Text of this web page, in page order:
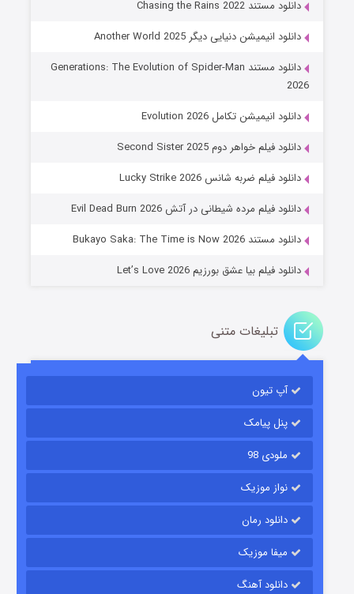
جادوگری در مغولستان
باب اسفنجی فصل ۱۷
قسمت۶ (زیرنویس) منتشر شد
دانلود مستند Chasing the Rains 2022
دانلود انیمیشن دنیایی دیگر Another World 2025
دانلود مستند Generations: The Evolution of Spider-Man
2026
دانلود انیمیشن تکامل Evolution 2026
دانلود فیلم خواهر دوم Second Sister 2025
دانلود فیلم ضربه شانس Lucky Strike 2026
دانلود فیلم مرده شیطانی در آتش Evil Dead Burn 2026
دانلود مستند Bukayo Saka: The Time is Now 2026
دانلود فیلم بیا عشق بورزیم Let’s Love 2026
تبلیغات متنی
آپ تیون
پنل پیامک
ملودی 98
نواز موزیک
دانلود رمان
میفا موزیک
دانلود آهنگ